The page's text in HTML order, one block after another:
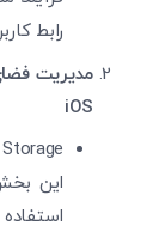
رابط
iOS